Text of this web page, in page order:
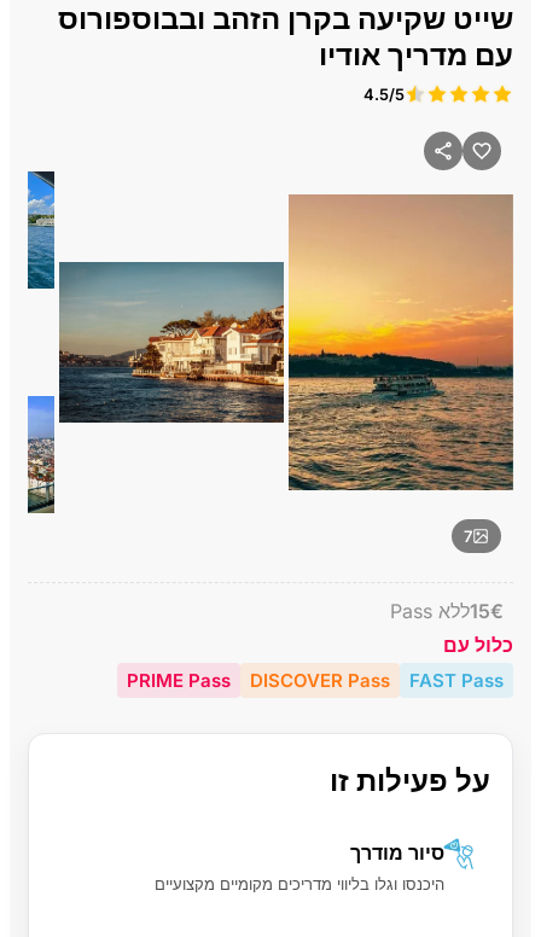
7
שייט שקיעה בקרן הזהב ובבוספורוס
עם מדריך אודיו
4.5/5
€
15ללא Pass
כלול עם
FAST Pass
DISCOVER Pass
PRIME Pass
על פעילות זו
סיור מודרך
היכנסו וגלו בליווי מדריכים מקומיים מקצועיים